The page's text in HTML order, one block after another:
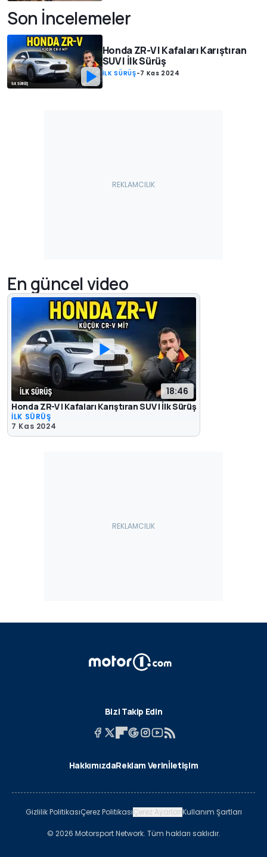
Son İncelemeler
Honda ZR-V | Kafaları Karıştıran
SUV | İlk Sürüş
İLK SÜRÜŞ-7 Kas 2024
En güncel video
18:46
Honda ZR-V | Kafaları Karıştıran SUV | İlk Sürüş
İLK SÜRÜŞ
7 Kas 2024
Bizi Takip Edin
HakkımızdaReklam Verinİletişim
Gizlilik PolitikasıÇerez PolitikasıÇerez AyarlarıKullanım Şartları
© 2026 Motorsport Network. Tüm hakları saklıdır.